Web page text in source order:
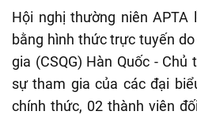
Hội nghị thường niên
bằng hình thức trực tuyến
gia (CSQG) Hàn Quốc -
sự tham gia của các đại
chính thức, 02 thành viên